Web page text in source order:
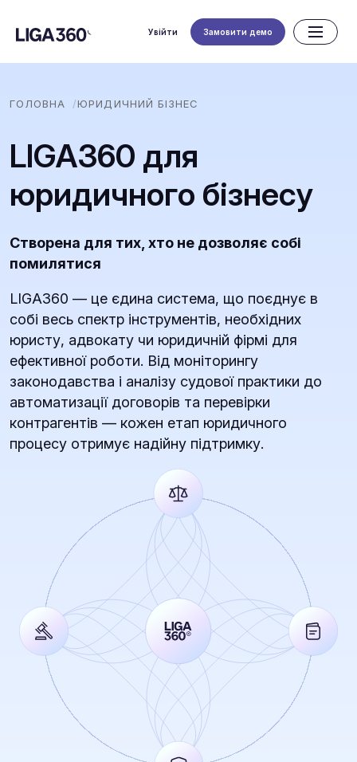
Увійти Замовити демо
ГОЛОВНА ЮРИДИЧНИЙ БІЗНЕС
LIGA360 для
юридичного бізнесу
Створена для тих, хто не дозволяє собі
помилятися
LIGA360 — це єдина система, що поєднує в
собі весь спектр інструментів, необхідних
юристу, адвокату чи юридичній фірмі для
ефективної роботи. Від моніторингу
законодавства і аналізу судової практики до
автоматизації договорів та перевірки
контрагентів — кожен етап юридичного
процесу отримує надійну підтримку.